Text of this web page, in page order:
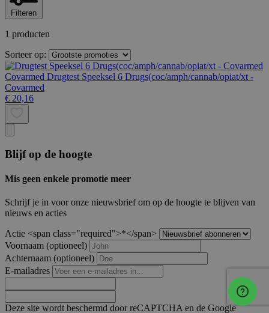
Filteren
1 producten
Sorteer op:
Covarmed Drugtest Speeksel 6 Drugs(coc/amph/cannab/opiat/xt -
Covarmed
€ 20,16
Blijf op de hoogte
Mis geen enkele promotie meer
Schrijf je in voor onze nieuwsbrief om op de hoogte te blijven van
nieuws en acties
Actie <span class="required">*</span>
Voornaam (optioneel)
Achternaam (optioneel)
E-mailadres
Deze site wordt beschermd door reCAPTCHA en de Google